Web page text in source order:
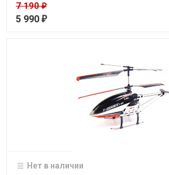
7 190₽
5 990 ₽
Нет в наличии